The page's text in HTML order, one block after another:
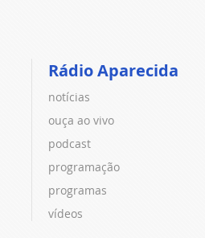
Rádio Aparecida
notícias
ouça ao vivo
podcast
programação
programas
vídeos